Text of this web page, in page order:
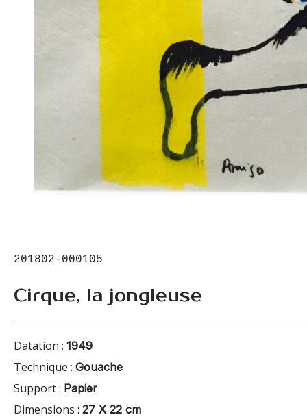
201802-000105
Cirque, la jongleuse
Datation : 1949
Technique : Gouache
Support : Papier
Dimensions : 27 X 22 cm